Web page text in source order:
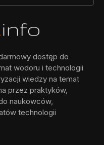
dostęp do
wodoru i technologii
wiedzy na temat
przez praktyków,
naukowców,
technologii